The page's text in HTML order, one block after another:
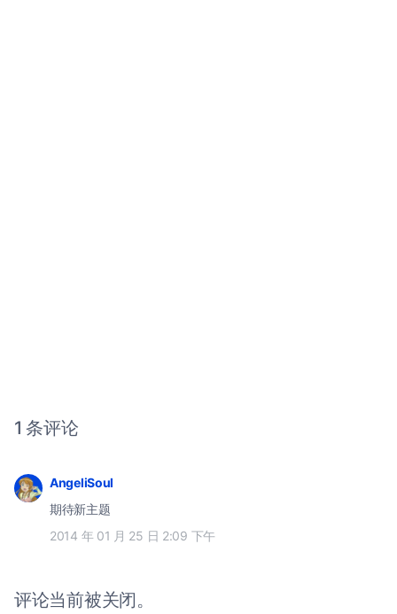
1 条评论
AngeliSoul
期待新主题
2014 年 01 月 25 日 2:09 下午
评论当前被关闭。